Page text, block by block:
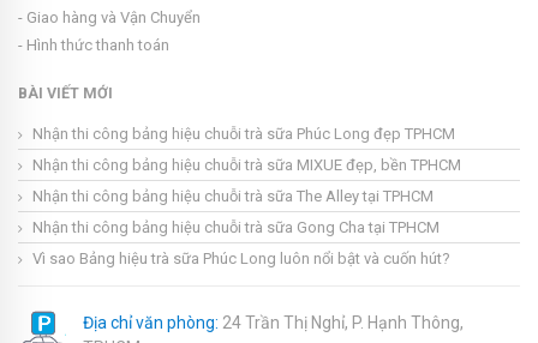
- Giao hàng và Vận Chuyển
- Hình thức thanh toán
BÀI VIẾT MỚI
Nhận thi công bảng hiệu chuỗi trà sữa Phúc Long đẹp TPHCM
Nhận thi công bảng hiệu chuỗi trà sữa MIXUE đẹp, bền TPHCM
Nhận thi công bảng hiệu chuỗi trà sữa The Alley tại TPHCM
Nhận thi công bảng hiệu chuỗi trà sữa Gong Cha tại TPHCM
Vì sao Bảng hiệu trà sữa Phúc Long luôn nổi bật và cuốn hút?
Địa chỉ văn phòng: 24 Trần Thị Nghỉ, P. Hạnh Thông,